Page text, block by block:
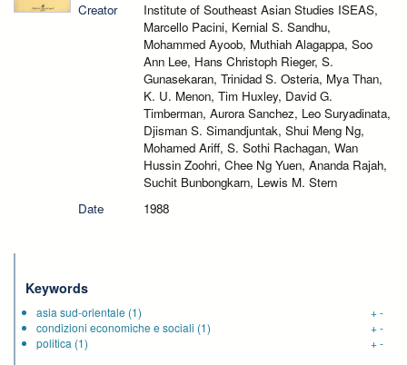
Creator
Institute of Southeast Asian Studies ISEAS,
Marcello Pacini, Kernial S. Sandhu,
Mohammed Ayoob, Muthiah Alagappa, Soo
Ann Lee, Hans Christoph Rieger, S.
Gunasekaran, Trinidad S. Osteria, Mya Than,
K. U. Menon, Tim Huxley, David G.
Timberman, Aurora Sanchez, Leo Suryadinata,
Djisman S. Simandjuntak, Shui Meng Ng,
Mohamed Ariff, S. Sothi Rachagan, Wan
Hussin Zoohri, Chee Ng Yuen, Ananda Rajah,
Suchit Bunbongkarn, Lewis M. Stern
Date
1988
Keywords
asia sud-orientale (1) +-
condizioni economiche e sociali (1) +-
politica (1) +-